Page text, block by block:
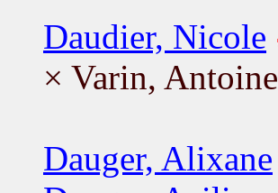
Daudier, Nicole
× Varin, Antoine
Dauger, Alixane